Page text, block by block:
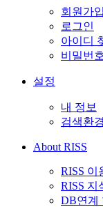
회원가입
로그인
아이디
비밀번
설정
내 정보
검색환
About RISS
RISS 이
RISS 지
DB연계